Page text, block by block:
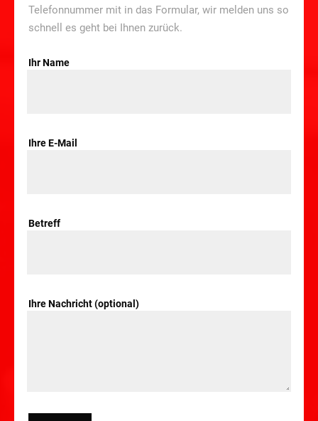
Telefonnummer mit in das Formular, wir melden uns so
schnell es geht bei Ihnen zurück.
Ihr Name
Ihre E-Mail
Betreff
Ihre Nachricht (optional)